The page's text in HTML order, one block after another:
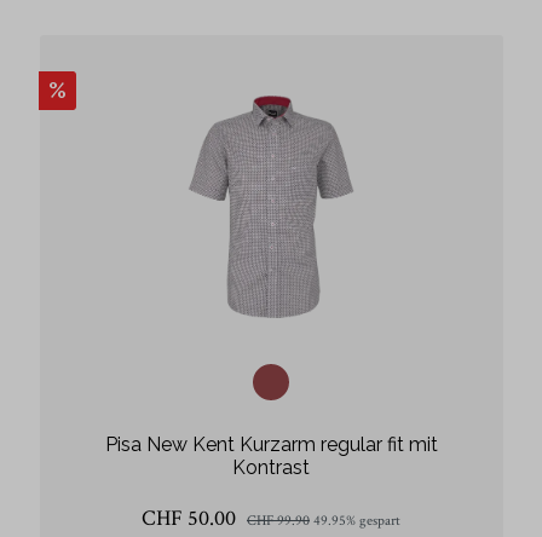
%
Pisa New Kent Kurzarm regular fit mit
Kontrast
CHF 50.00 CHF 99.90 49.95% gespart